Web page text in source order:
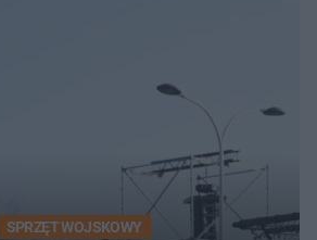
SPRZĘT WOJSKOWY